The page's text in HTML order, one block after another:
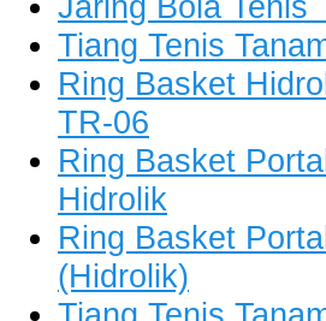
Tiang Tenis
Ring Basket
TR-06
Ring Basket
Hidrolik
Ring Basket
(Hidrolik)